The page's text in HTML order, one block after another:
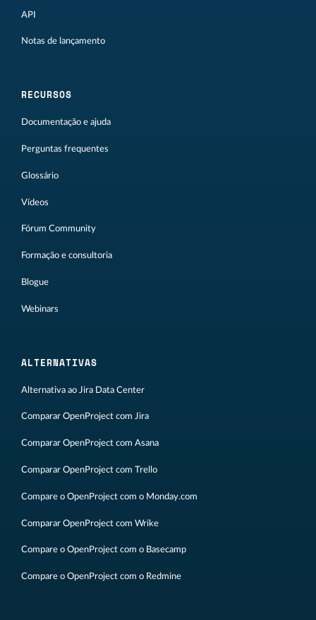
API
Notas de lançamento
RECURSOS
Documentação e ajuda
Perguntas frequentes
Glossário
Vídeos
Fórum Community
Formação e consultoria
Blogue
Webinars
ALTERNATIVAS
Alternativa ao Jira Data Center
Comparar OpenProject com Jira
Comparar OpenProject com Asana
Comparar OpenProject com Trello
Compare o OpenProject com o Monday.com
Comparar OpenProject com Wrike
Compare o OpenProject com o Basecamp
Compare o OpenProject com o Redmine